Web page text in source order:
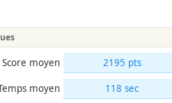
Score moyen 2195 pts
moyen 118 sec